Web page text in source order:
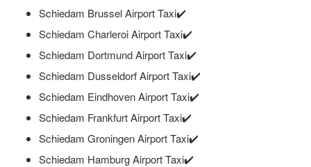
Schiedam Brussel Airport Taxi✔️
Schiedam Charleroi Airport Taxi✔️
Schiedam Dortmund Airport Taxi✔️
Schiedam Dusseldorf Airport Taxi✔️
Schiedam Eindhoven Airport Taxi✔️
Schiedam Frankfurt Airport Taxi✔️
Schiedam Groningen Airport Taxi✔️
Schiedam Hamburg Airport Taxi✔️